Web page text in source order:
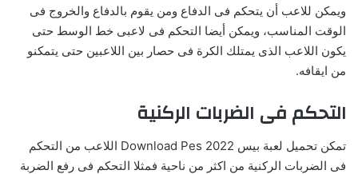
ويمكن للاعب أن يتحكم فى الدفاع ومن يقوم بالدفاع والخروج فى
الوقت المناسب، ويمكن أيضا التحكم فى لاعبى خط الوسط حتى
يكون اللاعب الذى يمتلك الكرة فى حصار بين اللاعبين حتى يتمكنو
من ايقافه.
التحكم فى الضربات الركنية
تمكن تحميل لعبة بيس 2022 Download Pes اللاعب من التحكم
فى الضربات الركنية من اكثر من ناحية فمثلا التحكم فى رفع الضربة